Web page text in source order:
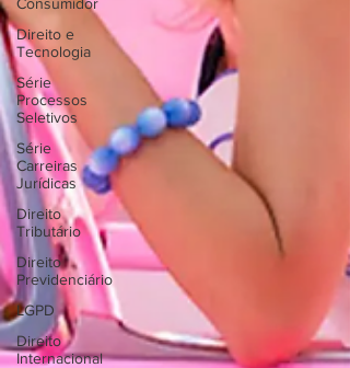
Direito e
Tecnologia
Série
Processos
Seletivos
Série
Carreiras
Jurídicas
Direito
Tributário
Direito
Previdenciário
LGPD
Direito
Internacional